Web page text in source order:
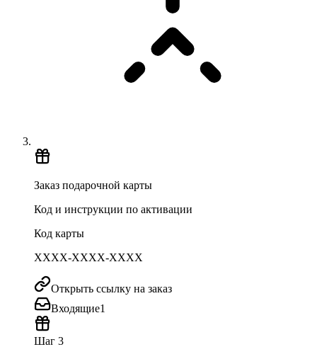
Заказ подарочной карты
Код и инструкции по активации
Код карты
XXXX-XXXX-XXXX
Открыть ссылку на заказ
Входящие1
Шаг 3